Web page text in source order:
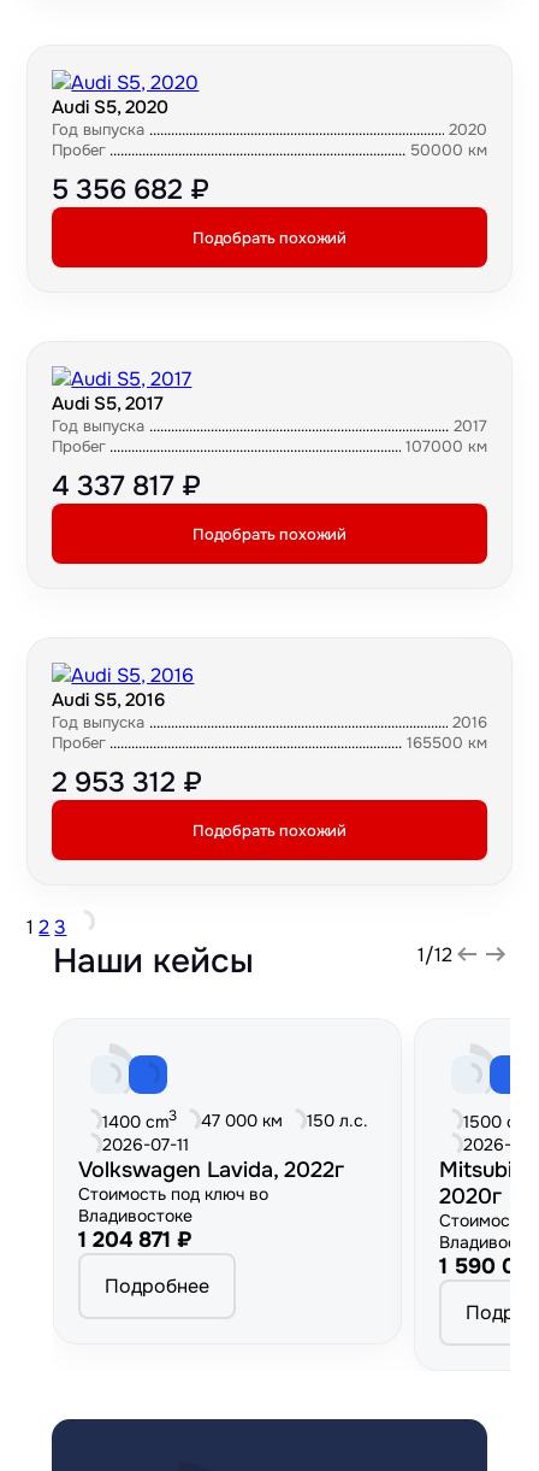
Audi S5, 2020
Год выпуска
2020
Пробег
50000 км
5 356 682 ₽
Подобрать похожий
Audi S5, 2017
Год выпуска
2017
Пробег
107000 км
4 337 817 ₽
Подобрать похожий
Audi S5, 2016
Год выпуска
2016
Пробег
165500 км
2 953 312 ₽
Подобрать похожий
1 2 3
Наши кейсы 1/12
1400 cm3 47 000 км
150 л.с.
2026-07-11
Volkswagen Lavida, 2022г
Стоимость под ключ во
Владивостоке
1 204 871 ₽
Подробнее
1500 cm
2026-
2020г
Стоимость
1 590